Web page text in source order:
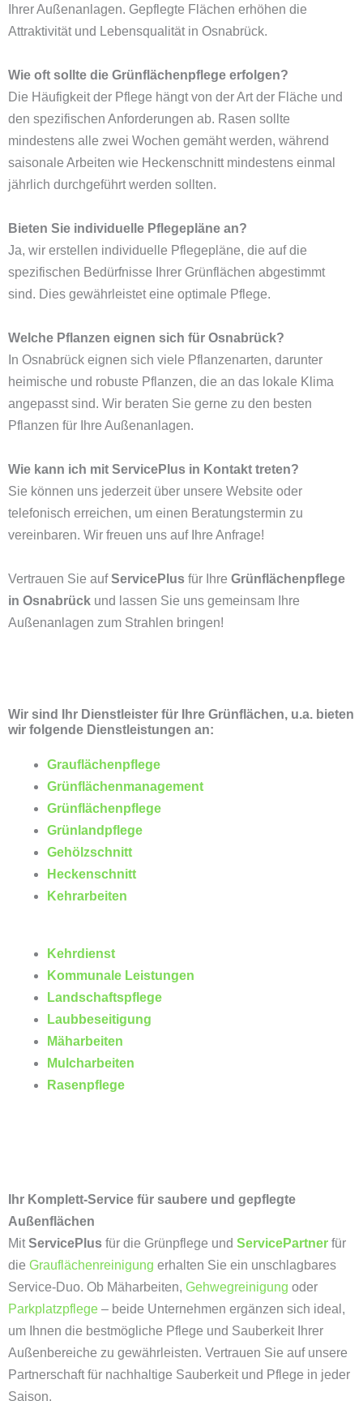
Ihrer Außenanlagen. Gepflegte Flächen erhöhen die
Attraktivität und Lebensqualität in Osnabrück.
Wie oft sollte die Grünflächenpflege erfolgen?
Die Häufigkeit der Pflege hängt von der Art der Fläche und
den spezifischen Anforderungen ab. Rasen sollte
mindestens alle zwei Wochen gemäht werden, während
saisonale Arbeiten wie Heckenschnitt mindestens einmal
jährlich durchgeführt werden sollten.
Bieten Sie individuelle Pflegepläne an?
Ja, wir erstellen individuelle Pflegepläne, die auf die
spezifischen Bedürfnisse Ihrer Grünflächen abgestimmt
sind. Dies gewährleistet eine optimale Pflege.
Welche Pflanzen eignen sich für Osnabrück?
In Osnabrück eignen sich viele Pflanzenarten, darunter
heimische und robuste Pflanzen, die an das lokale Klima
angepasst sind. Wir beraten Sie gerne zu den besten
Pflanzen für Ihre Außenanlagen.
Wie kann ich mit ServicePlus in Kontakt treten?
Sie können uns jederzeit über unsere Website oder
telefonisch erreichen, um einen Beratungstermin zu
vereinbaren. Wir freuen uns auf Ihre Anfrage!
Vertrauen Sie aufServicePlus für Ihre Grünflächenpflege
in Osnabrück und lassen Sie uns gemeinsam Ihre
Außenanlagen zum Strahlen bringen!
Wir sind Ihr Dienstleister für Ihre Grünflächen, u.a. bieten
wir folgende Dienstleistungen an:
Grauflächenpflege
Grünflächenmanagement
Grünflächenpflege
Grünlandpflege
Gehölzschnitt
Heckenschnitt
Kehrarbeiten
Kehrdienst
Kommunale Leistungen
Landschaftspflege
Laubbeseitigung
Mäharbeiten
Mulcharbeiten
Rasenpflege
Ihr Komplett-Service für saubere und gepflegte
Außenflächen
MitServicePlus für die Grünpflege und ServicePartner für
die Grauflächenreinigung erhalten Sie ein unschlagbares
Service-Duo. Ob Mäharbeiten, Gehwegreinigung oder
Parkplatzpflege – beide Unternehmen ergänzen sich ideal,
um Ihnen die bestmögliche Pflege und Sauberkeit Ihrer
Außenbereiche zu gewährleisten. Vertrauen Sie auf unsere
Partnerschaft für nachhaltige Sauberkeit und Pflege in jeder
Saison.